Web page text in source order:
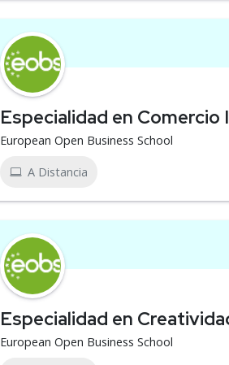
Especialidad en Comercio
European Open Business School
A Distancia
Especialidad en
European Open Business School